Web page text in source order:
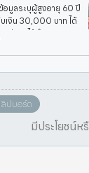
อมูลระบุผู้สูงอายุ 60 ปี
บเงิน 30,000 บาท ได้
ปลอมได้ดำเนินการตร
กิจการผู้สูงอายุ กระท
ควา
ปบอร์ด
มีประโยชน์ห